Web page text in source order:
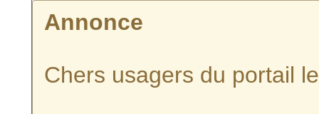
Annonce
Chers usagers du portail